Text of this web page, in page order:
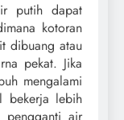
putih dapat
kotoran
dibuang atau
pekat. Jika
mengalami
bekerja lebih